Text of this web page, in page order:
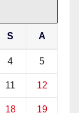
S A
4 5
11 12
18 19